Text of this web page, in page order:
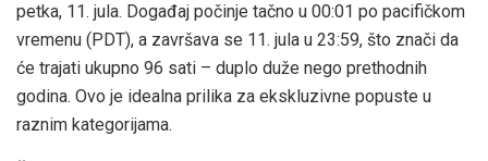
petka, 11. jula. Događaj počinje tačno u 00:01 po pacifičkom
vremenu (PDT), a završava se 11. jula u 23:59, što znači da
će trajati ukupno 96 sati – duplo duže nego prethodnih
godina. Ovo je idealna prilika za ekskluzivne popuste u
raznim kategorijama.